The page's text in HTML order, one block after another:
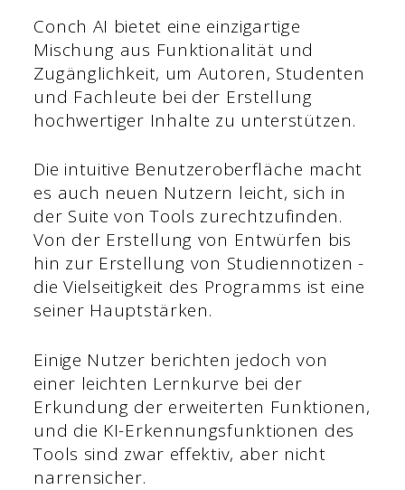
Conch AI bietet eine einzigartige
Mischung aus Funktionalität und
Zugänglichkeit, um Autoren, Studenten
und Fachleute bei der Erstellung
hochwertiger Inhalte zu unterstützen.
Die intuitive Benutzeroberfläche macht
es auch neuen Nutzern leicht, sich in
der Suite von Tools zurechtzufinden.
Von der Erstellung von Entwürfen bis
hin zur Erstellung von Studiennotizen -
die Vielseitigkeit des Programms ist eine
seiner Hauptstärken.
Einige Nutzer berichten jedoch von
einer leichten Lernkurve bei der
Erkundung der erweiterten Funktionen,
und die KI-Erkennungsfunktionen des
Tools sind zwar effektiv, aber nicht
narrensicher.